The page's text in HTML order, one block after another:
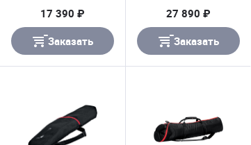
17 390 ₽
Заказать
27 890 ₽
Заказать